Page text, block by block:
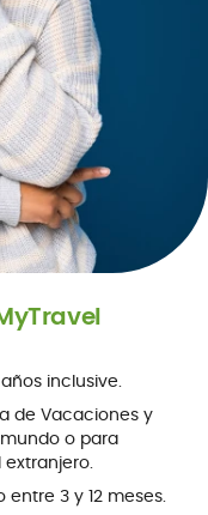
inclusive.
de Vacaciones y
o para
3 y 12 meses.